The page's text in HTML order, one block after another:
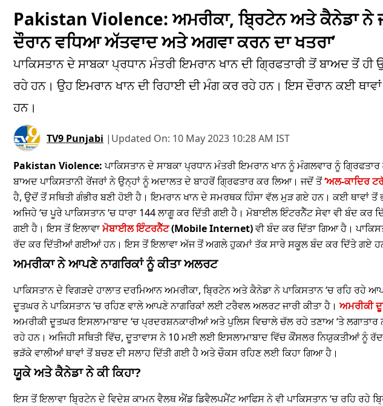
Pakistan Violence: ਅਮਰੀਕਾ, ਬ੍ਰਿਟੇਨ ਅਤੇ ਕੈਨੇਡਾ ਨੇ
ਦੌਰਾਨ ਵਧਿਆ ਅੱਤਵਾਦ ਅਤੇ ਅਗਵਾ ਕਰਨ ਦਾ ਖਤਰਾ’
ਪਾਕਿਸਤਾਨ ਦੇ ਸਾਬਕਾ ਪ੍ਰਧਾਨ ਮੰਤਰੀ ਇਮਰਾਨ ਖਾਨ ਦੀ ਗ੍ਰਿਫਤਾਰੀ ਤੋਂ ਬਾਅਦ ਤੋਂ
ਰਹੇ ਹਨ। ਉਹ ਇਮਰਾਨ ਖਾਨ ਦੀ ਰਿਹਾਈ ਦੀ ਮੰਗ ਕਰ ਰਹੇ ਹਨ। ਇਸ ਦੌਰਾਨ ਕਈ
ਹਨ।
TV9 Punjabi | Updated On: 10 May 2023 10:28 AM IST
Pakistan Violence:ਪਾਕਿਸਤਾਨ ਦੇ ਸਾਬਕਾ ਪ੍ਰਧਾਨ ਮੰਤਰੀ ਇਮਰਾਨ ਖਾਨ ਨੂੰ ਮੰਗਲਵਾਰ ਨੂੰ
ਬਾਅਦ ਪਾਕਿਸਤਾਨੀ ਰੇਂਜਰਾਂ ਨੇ ਉਨ੍ਹਾਂ ਨੂੰ ਅਦਾਲਤ ਦੇ ਬਾਹਰੋਂ ਗ੍ਰਿਫਤਾਰ ਕਰ ਲਿਆ। ਜਦੋਂ ਤੋਂ‘ਅਲ-ਕਾਦਿਰ
ਹੈ, ਉਦੋਂ ਤੋਂ ਸਥਿਤੀ ਗੰਭੀਰ ਬਣੀ ਹੋਈ ਹੈ। ਇਮਰਾਨ ਖਾਨ ਦੇ ਸਮਰਥਕ ਹਿੰਸਾ ਵੱਲ ਮੁੜ ਗਏ ਹਨ। ਕਈ ਥਾਵਾਂ
ਅਜਿਹੇ ‘ਚ ਪੂਰੇ ਪਾਕਿਸਤਾਨ ‘ਚ ਧਾਰਾ 144 ਲਾਗੂ ਕਰ ਦਿੱਤੀ ਗਈ ਹੈ। ਮੋਬਾਈਲ ਇੰਟਰਨੈੱਟ ਸੇਵਾ ਵੀ ਬੰਦ ਕਰ
ਗਈ ਹੈ। ਇਸ ਤੋਂ ਇਲਾਵਾਮੋਬਾਈਲ ਇੰਟਰਨੈੱਟ(Mobile Internet)ਵੀ ਬੰਦ ਕਰ ਦਿੱਤਾ ਗਿਆ ਹੈ।
ਰੱਦ ਕਰ ਦਿੱਤੀਆਂ ਗਈਆਂ ਹਨ। ਇਸ ਤੋਂ ਇਲਾਵਾ ਅੱਜ ਤੋਂ ਅਗਲੇ ਹੁਕਮਾਂ ਤੱਕ ਸਾਰੇ ਸਕੂਲ ਬੰਦ ਕਰ ਦਿੱਤੇ ਗਏ
ਅਮਰੀਕਾ ਨੇ ਆਪਣੇ ਨਾਗਰਿਕਾਂ ਨੂੰ ਕੀਤਾ ਅਲਰਟ
ਪਾਕਿਸਤਾਨ ਦੇ ਵਿਗੜਦੇ ਹਾਲਾਤ ਦਰਮਿਆਨ ਅਮਰੀਕਾ, ਬ੍ਰਿਟੇਨ ਅਤੇ ਕੈਨੇਡਾ ਨੇ ਪਾਕਿਸਤਾਨ ‘ਚ ਰਹਿ ਰਹੇ
ਦੂਤਘਰ ਨੇ ਪਾਕਿਸਤਾਨ ‘ਚ ਰਹਿਣ ਵਾਲੇ ਆਪਣੇ ਨਾਗਰਿਕਾਂ ਲਈ ਟਰੈਵਲ ਅਲਰਟ ਜਾਰੀ ਕੀਤਾ ਹੈ।ਅਮਰੀਕੀ
ਅਮਰੀਕੀ ਦੂਤਘਰ ਇਸਲਾਮਾਬਾਦ ‘ਚ ਪ੍ਰਦਰਸ਼ਨਕਾਰੀਆਂ ਅਤੇ ਪੁਲਿਸ ਵਿਚਾਲੇ ਚੱਲ ਰਹੇ ਤਣਾਅ ‘ਤੇ ਲਗਾਤਾਰ
ਰਹੇ ਹਨ। ਅਜਿਹੀ ਸਥਿਤੀ ਵਿੱਚ, ਦੂਤਾਵਾਸ ਨੇ 10 ਮਈ ਲਈ ਇਸਲਾਮਾਬਾਦ ਵਿੱਚ ਕੌਂਸਲਰ ਨਿਯੁਕਤੀਆਂ ਨੂੰ
ਭੜੱਕੇ ਵਾਲੀਆਂ ਥਾਵਾਂ ਤੋਂ ਬਚਣ ਦੀ ਸਲਾਹ ਦਿੱਤੀ ਗਈ ਹੈ ਅਤੇ ਚੌਕਸ ਰਹਿਣ ਲਈ ਕਿਹਾ ਗਿਆ ਹੈ।
ਯੂਕੇ ਅਤੇ ਕੈਨੇਡਾ ਨੇ ਕੀ ਕਿਹਾ?
ਇਸ ਤੋਂ ਇਲਾਵਾ ਬ੍ਰਿਟੇਨ ਦੇ ਵਿਦੇਸ਼ ਕਾਮਨ ਵੈਲਥ ਐਂਡ ਡਿਵੈਲਪਮੈਂਟ ਆਫਿਸ ਨੇ ਵੀ ਪਾਕਿਸਤਾਨ ‘ਚ ਰਹਿ ਰਹੇ